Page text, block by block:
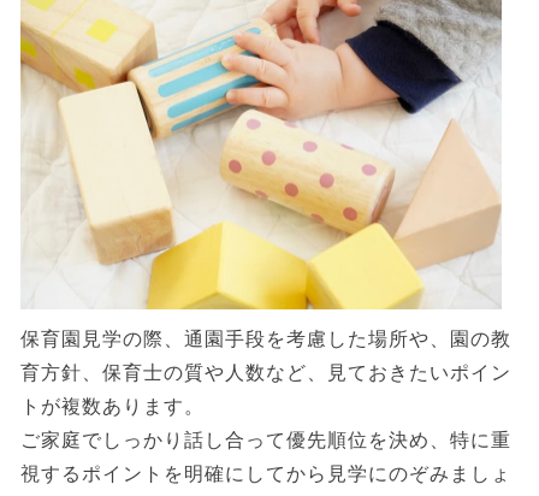
保育園見学の際、通園手段を考慮した場所や、園の教
育方針、保育士の質や人数など、見ておきたいポイン
トが複数あります。
ご家庭でしっかり話し合って優先順位を決め、特に重
視するポイントを明確にしてから見学にのぞみましょ